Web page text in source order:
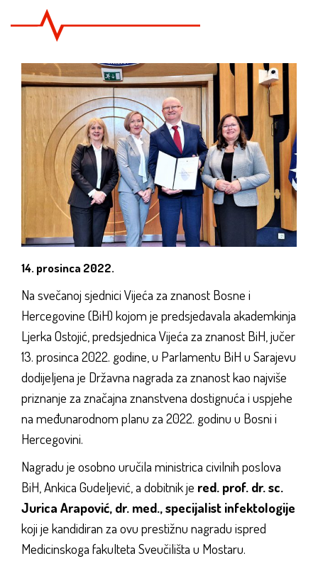
14. prosinca 2022.
Na svečanoj sjednici Vijeća za znanost Bosne i
Hercegovine (BiH) kojom je predsjedavala akademkinja
Ljerka Ostojić, predsjednica Vijeća za znanost BiH, jučer
13. prosinca 2022. godine, u Parlamentu BiH u Sarajevu
dodijeljena je Državna nagrada za znanost kao najviše
priznanje za značajna znanstvena dostignuća i uspjehe
na međunarodnom planu za 2022. godinu u Bosni i
Hercegovini.
Nagradu je osobno uručila ministrica civilnih poslova
BiH, Ankica Gudeljević, a dobitnik je red. prof. dr. sc.
Jurica Arapović, dr. med., specijalist infektologije
koji je kandidiran za ovu prestižnu nagradu ispred
Medicinskoga fakulteta Sveučilišta u Mostaru.